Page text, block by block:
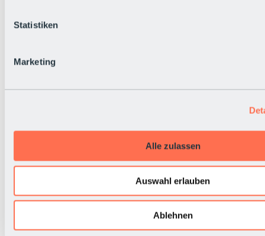
Statistiken
Marketing
Alle zulassen
Auswahl erlauben
Ablehnen
Zurück